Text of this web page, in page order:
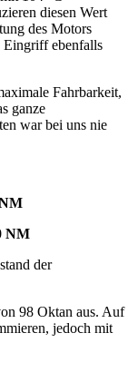
diesen Wert
des Motors
Eingriff ebenfalls
Fahrbarkeit,
ganze
war bei uns nie
NM
der
98 Oktan aus. Auf
jedoch mit